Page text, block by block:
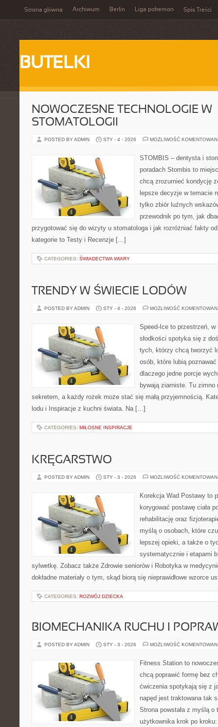
Strona główna Archiwum Berlin Liga pokemon Spis Treści
BUTELKI
NOWOCZESNE TECHNOLOGIE W
STOMATOLOGII
POSTED BY ADMIN STY - 4 - 2026 MOŻLIWOŚĆ
STOMBIS – dentysta i
poradach Stombis to
chcą zrozumieć kondycję
lepsze decyzje w temacie
tylko zbiór luźnych
przewodnik po tym, jak
przygotować się do wizyty u stomatologa i jak rozróżniać fakty
kategorie to Testy i Recenzje […]
CATEGORIES: ŚWIADECTWA WIARY
TRENDY W ŚWIECIE LODÓW
POSTED BY ADMIN STY - 4 - 2026 MOŻLIWOŚĆ
Speed-Ice to przestrzeń, w
słodkości spotyka się z
tych, którzy chcą tworzyć
osób, które lubią
dlaczego jedne porcje
bywają ziarniste. Tu
sekretem, a każdy rożek może stać się małą przyjemnością.
lodu i Inspiracje z kuchni świata. Na […]
CATEGORIES: MIŁOSNE INSPIRACJE
KRĘGARSTWO
POSTED BY ADMIN STY - 3 - 2026 MOŻLIWOŚĆ
Korekcja Wad Postawy to
korygować postawę ciała
rehabilitację oraz
myślą o osobach, które
lepszej opieki, a także o
systematycznie i etapami
sylwetkę. Zobacz także Zdrowie seniorów i Robotyka w
dokładne materiały o tym, skąd biorą się nieprawidłowe wzorce
CATEGORIES: ROZWÓJ DZIECKA
BIOMECHANIKA RUCHU I
POSTED BY ADMIN STY - 3 - 2026 MOŻLIWOŚĆ
Fitness Station to
chcą poprawić formę bez
ćwiczenia spotykają się z
napęd jest traktowana tak
Strona powstała z myślą o
użytkownika krok po